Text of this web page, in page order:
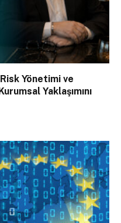
Yönetimi ve
Yaklaşımını